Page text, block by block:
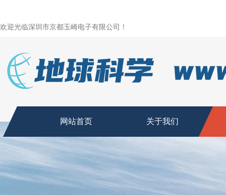
欢迎光临深圳市京都玉崎电子有限公司！
网站首页 关于我们